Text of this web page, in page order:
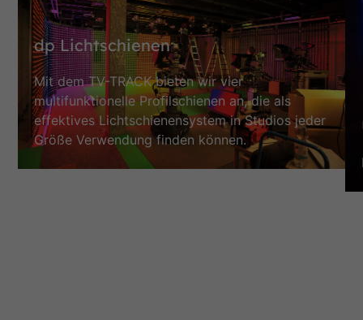
dp Lichtschienen
Mit dem TV-TRACK bieten wir vier
multifunktionelle Profilschienen an, die als
effektives Lichtschienensystem in Studios jeder
Größe Verwendung finden können.